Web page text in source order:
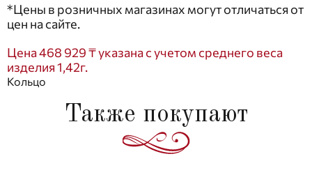
*Цены в розничных магазинах могут отличаться от
цен на сайте.
Цена 468 929 ₸ указана с учетом среднего веса
изделия 1,42г.
Кольцо
Также покупают